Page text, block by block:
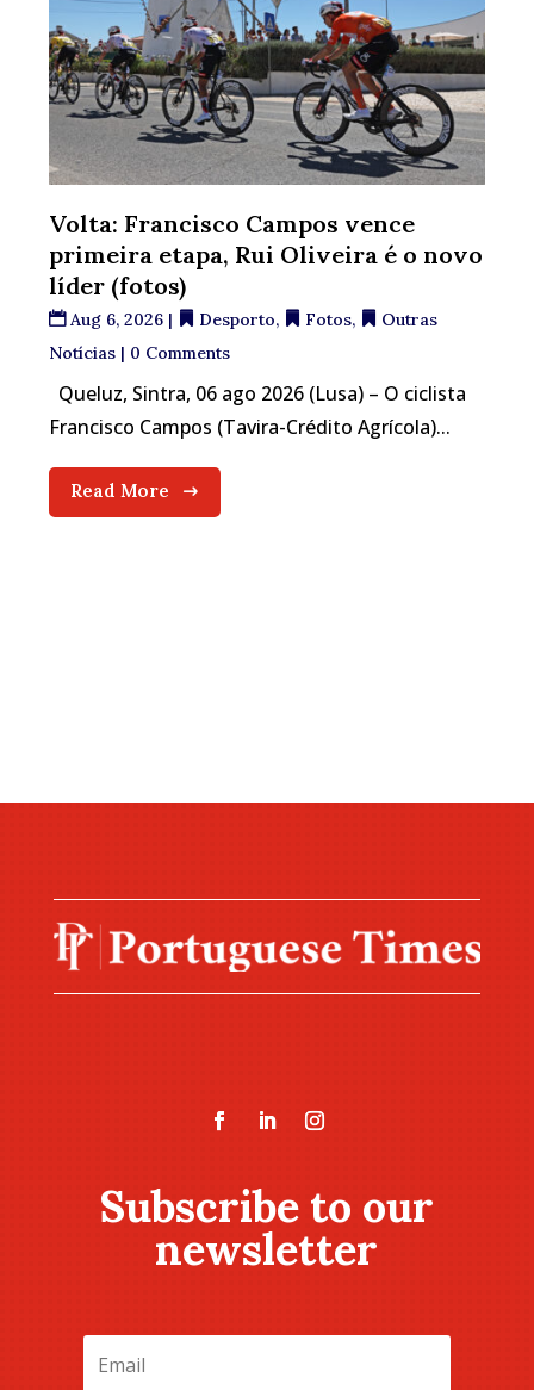
Volta: Francisco Campos vence
primeira etapa, Rui Oliveira é o novo
líder (fotos)
Aug 6, 2026 | Desporto, Fotos,
Outras
Notícias | 0 Comments
Queluz, Sintra, 06 ago 2026 (Lusa) – O ciclista
Francisco Campos (Tavira-Crédito Agrícola)...
Read More
Subscribe to our
newsletter